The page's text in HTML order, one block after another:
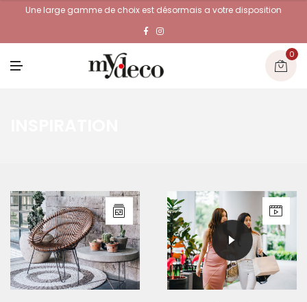
Une large gamme de choix est désormais a votre disposition
0